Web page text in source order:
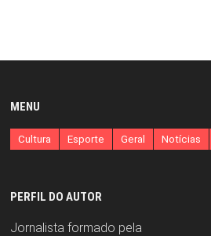
MENU
Cultura Esporte Geral Notícias
PERFIL DO AUTOR
Jornalista formado pela